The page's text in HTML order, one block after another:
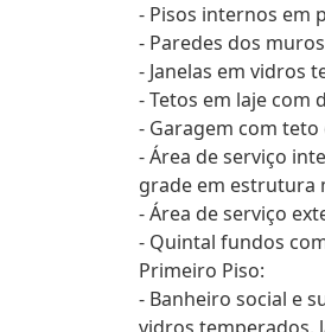
- Pisos internos em
- Paredes dos
- Janelas em vidros
- Tetos em laje com
- Garagem com teto
- Área de serviço
grade em estrutura
- Área de serviço
- Quintal fundos
Primeiro Piso:
- Banheiro social e